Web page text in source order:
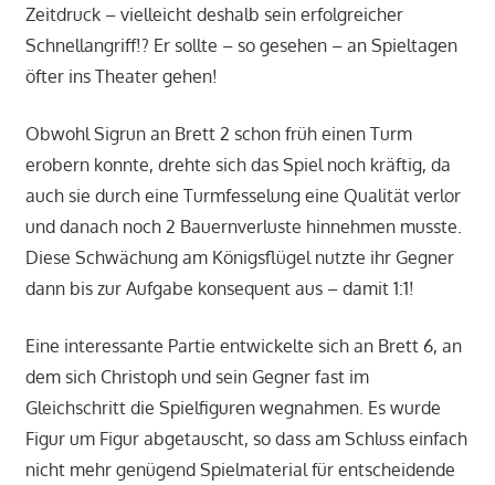
Zeitdruck – vielleicht deshalb sein erfolgreicher
Schnellangriff!? Er sollte – so gesehen – an Spieltagen
öfter ins Theater gehen!
Obwohl Sigrun an Brett 2 schon früh einen Turm
erobern konnte, drehte sich das Spiel noch kräftig, da
auch sie durch eine Turmfesselung eine Qualität verlor
und danach noch 2 Bauernverluste hinnehmen musste.
Diese Schwächung am Königsflügel nutzte ihr Gegner
dann bis zur Aufgabe konsequent aus – damit 1:1!
Eine interessante Partie entwickelte sich an Brett 6, an
dem sich Christoph und sein Gegner fast im
Gleichschritt die Spielfiguren wegnahmen. Es wurde
Figur um Figur abgetauscht, so dass am Schluss einfach
nicht mehr genügend Spielmaterial für entscheidende